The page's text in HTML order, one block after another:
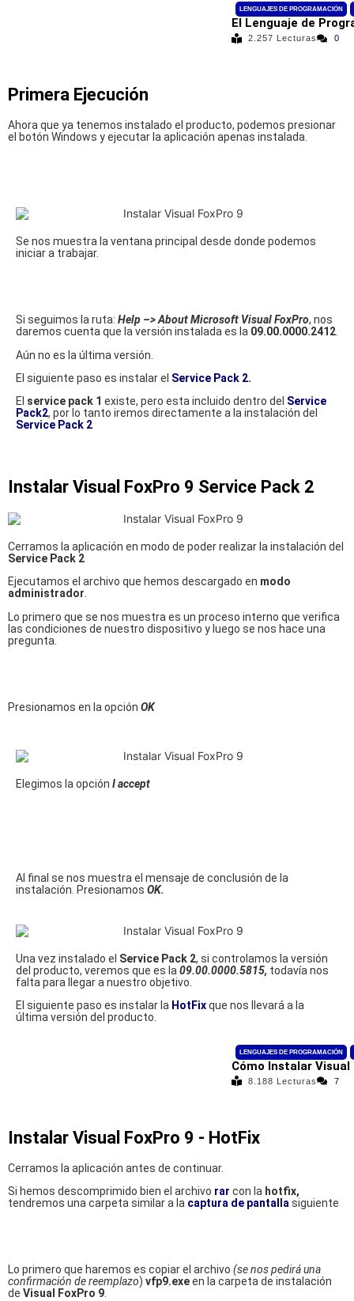
LENGUAJES DE PROGRAMACIÓN
El Lenguaje de
2.257 Lecturas 0
Primera Ejecución
Ahora que ya tenemos instalado el producto, podemos presionar
el botón Windows y ejecutar la aplicación apenas instalada.
Se nos muestra la ventana principal desde donde podemos
iniciar a trabajar.
Si seguimos la ruta: Help –> About Microsoft Visual FoxPro, nos
daremos cuenta que la versión instalada es la 09.00.0000.2412.
Aún no es la última versión.
El siguiente paso es instalar el Service Pack 2.
El service pack 1 existe, pero esta incluido dentro del Service
Pack2, por lo tanto iremos directamente a la instalación del
Service Pack 2
Instalar Visual FoxPro 9 Service Pack 2
Cerramos la aplicación en modo de poder realizar la instalación del
Service Pack 2
Ejecutamos el archivo que hemos descargado en modo
administrador.
Lo primero que se nos muestra es un proceso interno que verifica
las condiciones de nuestro dispositivo y luego se nos hace una
pregunta.
Presionamos en la opción OK
Elegimos la opción I accept
Al final se nos muestra el mensaje de conclusión de la
instalación. Presionamos OK.
Una vez instalado el Service Pack 2, si controlamos la versión
del producto, veremos que es la 09.00.0000.5815, todavía nos
falta para llegar a nuestro objetivo.
El siguiente paso es instalar la HotFixque nos llevará a la
última versión del producto.
LENGUAJES DE PROGRAMACIÓN
Cómo Instalar Visual
8.188 Lecturas 7
Instalar Visual FoxPro 9 - HotFix
Cerramos la aplicación antes de continuar.
Si hemos descomprimido bien el archivo rar con la hotfix,
tendremos una carpeta similar a la captura de pantalla siguiente
Lo primero que haremos es copiar el archivo (se nos pedirá una
confirmación de reemplazo) vfp9.exeen la carpeta de instalación
de Visual FoxPro 9.